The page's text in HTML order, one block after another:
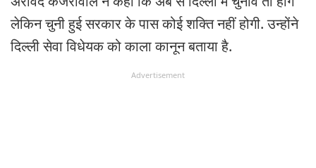
लेकिन चुनी हुई सरकार के पास कोई शक्ति नहीं होगी. उन्होंने
दिल्ली सेवा विधेयक को काला कानून बताया है.
Advertisement